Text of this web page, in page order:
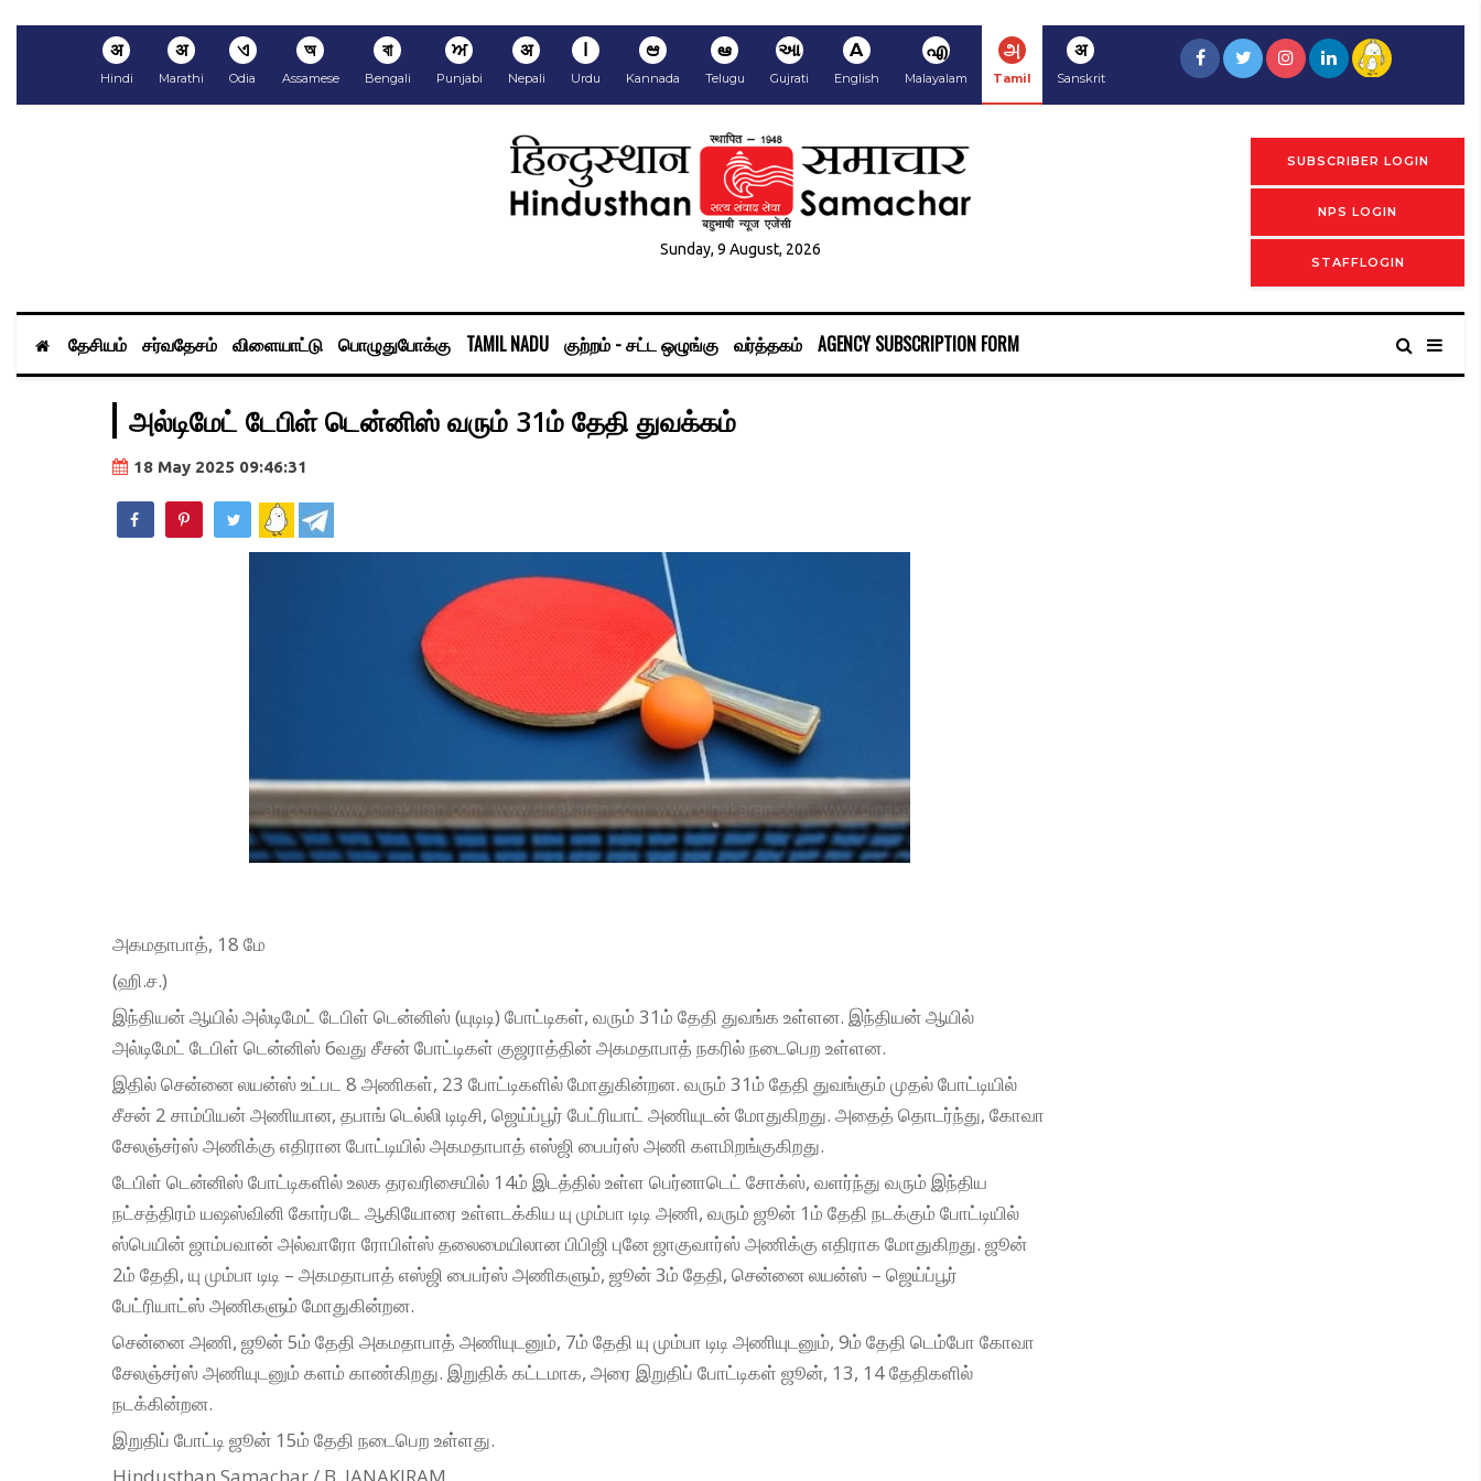
अ
Hindi
अ
Marathi
ଏ
Odia
অ
Assamese
বা
Bengali
ਅ
Punjabi
अ
Nepali
ا
Urdu
ಆ
Kannada
ఆ
Telugu
આ
Gujrati
A
English
എ
Malayalam
அ
Tamil
अ
Sanskrit
Sunday, 9 August, 2026
SUBSCRIBER LOGIN
NPS LOGIN
STAFFLOGIN
தேசியம் சர்வதேசம் விளையாட்டு பொழுதுபோக்கு TAMIL NADU குற்றம் - சட்ட ஒழுங்கு வர்த்தகம் AGENCY SUBSCRIPTION FORM
அல்டிமேட் டேபிள் டென்னிஸ் வரும் 31ம் தேதி துவக்கம்
18 May 2025 09:46:31
அகமதாபாத், 18 மே
(ஹி.ச.)
இந்தியன் ஆயில் அல்டிமேட் டேபிள் டென்னிஸ் (யுடிடி) போட்டிகள், வரும் 31ம் தேதி துவங்க உள்ளன. இந்தியன் ஆயில்
அல்டிமேட் டேபிள் டென்னிஸ் 6வது சீசன் போட்டிகள் குஜராத்தின் அகமதாபாத் நகரில் நடைபெற உள்ளன.
இதில் சென்னை லயன்ஸ் உட்பட 8 அணிகள், 23 போட்டிகளில் மோதுகின்றன. வரும் 31ம் தேதி துவங்கும் முதல் போட்டியில்
சீசன் 2 சாம்பியன் அணியான, தபாங் டெல்லி டிடிசி, ஜெய்ப்பூர் பேட்ரியாட் அணியுடன் மோதுகிறது. அதைத் தொடர்ந்து, கோவா
சேலஞ்சர்ஸ் அணிக்கு எதிரான போட்டியில் அகமதாபாத் எஸ்ஜி பைபர்ஸ் அணி களமிறங்குகிறது.
டேபிள் டென்னிஸ் போட்டிகளில் உலக தரவரிசையில் 14ம் இடத்தில் உள்ள பெர்னாடெட் சோக்ஸ், வளர்ந்து வரும் இந்திய
நட்சத்திரம் யஷஸ்வினி கோர்படே ஆகியோரை உள்ளடக்கிய யு மும்பா டிடி அணி, வரும் ஜூன் 1ம் தேதி நடக்கும் போட்டியில்
ஸ்பெயின் ஜாம்பவான் அல்வாரோ ரோபிள்ஸ் தலைமையிலான பிபிஜி புனே ஜாகுவார்ஸ் அணிக்கு எதிராக மோதுகிறது. ஜூன்
2ம் தேதி, யு மும்பா டிடி – அகமதாபாத் எஸ்ஜி பைபர்ஸ் அணிகளும், ஜூன் 3ம் தேதி, சென்னை லயன்ஸ் – ஜெய்ப்பூர்
பேட்ரியாட்ஸ் அணிகளும் மோதுகின்றன.
சென்னை அணி, ஜூன் 5ம் தேதி அகமதாபாத் அணியுடனும், 7ம் தேதி யு மும்பா டிடி அணியுடனும், 9ம் தேதி டெம்போ கோவா
சேலஞ்சர்ஸ் அணியுடனும் களம் காண்கிறது. இறுதிக் கட்டமாக, அரை இறுதிப் போட்டிகள் ஜூன், 13, 14 தேதிகளில்
நடக்கின்றன.
இறுதிப் போட்டி ஜூன் 15ம் தேதி நடைபெற உள்ளது.